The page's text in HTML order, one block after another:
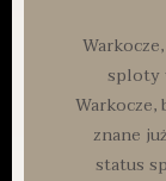
sploty
Warkocze,
znane
status